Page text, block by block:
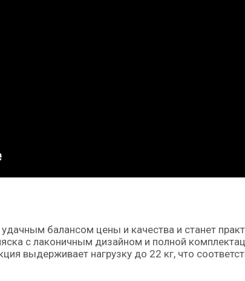
балансом цены и качества и станет
с лаконичным дизайном и полной
выдерживает нагрузку до 22 кг, что